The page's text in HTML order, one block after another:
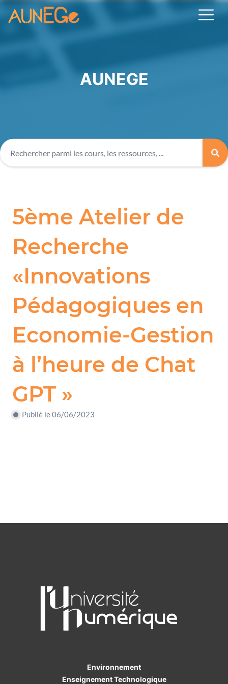
AUNEGE
5ème Atelier de
Recherche
«Innovations
Pédagogiques en
Economie-Gestion
à l’heure de Chat
GPT »
Publié le 06/06/2023
Environnement
Enseignement Technologique